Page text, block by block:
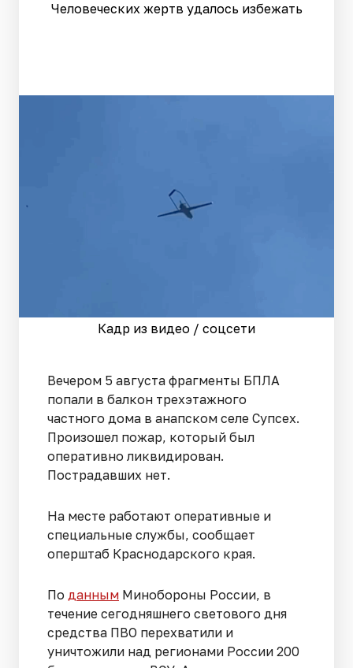
Человеческих жертв удалось избежать
Кадр из видео / соцсети
Вечером 5 августа фрагменты БПЛА
попали в балкон трехэтажного
частного дома в анапском селе Супсех.
Произошел пожар, который был
оперативно ликвидирован.
Пострадавших нет.
На месте работают оперативные и
специальные службы, сообщает
оперштаб Краснодарского края.
По данным Минобороны России, в
течение сегодняшнего светового дня
средства ПВО перехватили и
уничтожили над регионами России 200